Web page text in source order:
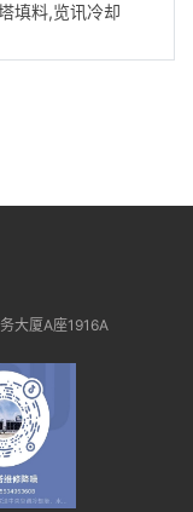
公司节能改造
填料,览讯冷却
大厦A座1916A